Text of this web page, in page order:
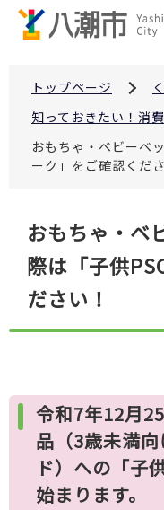
トップページ
知っておきたい！消
おもちゃ・ベビーベ
ーク」をご確認くだ
ら
おもちゃ・ベ
際は「子供
ださい！
令和7年12月
品（3歳未満
ド）への「子
始まります。